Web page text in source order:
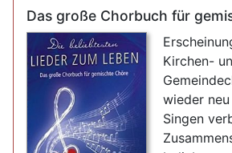
Das große Chorbuch für
Kirchen-
wieder
Singen